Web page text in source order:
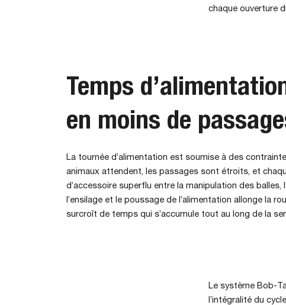
chaque ouverture
Temps
en moins de
La tournée d’alimentation est soumise à des
animaux attendent, les passages sont étroits, et
d’accessoire superflu entre la manipulation des balles,
l’ensilage et le poussage de l’alimentation allonge la
surcroît de temps qui s’accumule tout au long de la
Le système Bob-
l’intégralité du